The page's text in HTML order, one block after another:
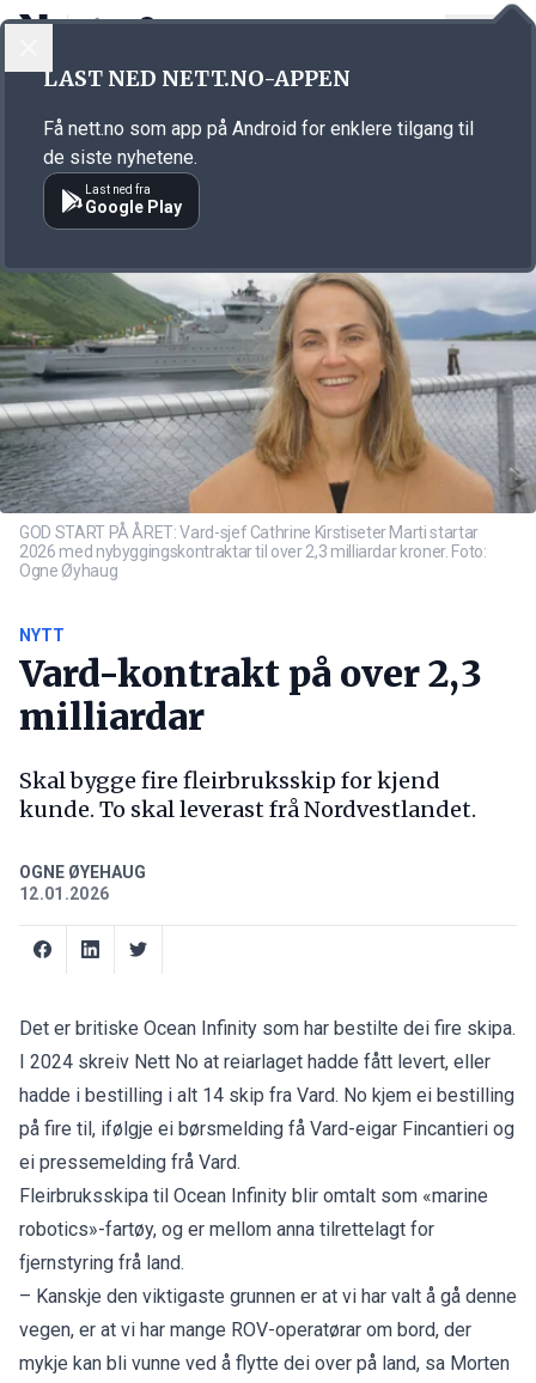
Annonsørinnhold
GOD START PÅ ÅRET: Vard-sjef Cathrine Kirstiseter Marti startar
2026 med nybyggingskontraktar til over 2,3 milliardar kroner. Foto:
Ogne Øyhaug
NYTT
Vard-kontrakt på over 2,3
milliardar
Skal bygge fire fleirbruksskip for kjend
kunde. To skal leverast frå Nordvestlandet.
OGNE ØYEHAUG
12.01.2026
Det er britiske Ocean Infinity som har bestilte dei fire skipa.
I 2024 skreiv Nett No at reiarlaget hadde fått levert, eller
hadde i bestilling i alt 14 skip fra Vard. No kjem ei bestilling
på fire til, ifølgje ei børsmelding få Vard-eigar Fincantieri og
ei pressemelding frå Vard.
Fleirbruksskipa til Ocean Infinity blir omtalt som «marine
robotics»-fartøy, og er mellom anna tilrettelagt for
fjernstyring frå land.
– Kanskje den viktigaste grunnen er at vi har valt å gå denne
vegen, er at vi har mange ROV-operatørar om bord, der
mykje kan bli vunne ved å flytte dei over på land, sa Morten
LAST NED NETT.NO-APPEN
Få nett.no som app på Android for enklere tilgang til
de siste nyhetene.
Last ned fra
Google Play